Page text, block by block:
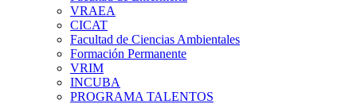
VRAEA
CICAT
Facultad de Ciencias Ambientales
Formación Permanente
VRIM
INCUBA
PROGRAMA TALENTOS